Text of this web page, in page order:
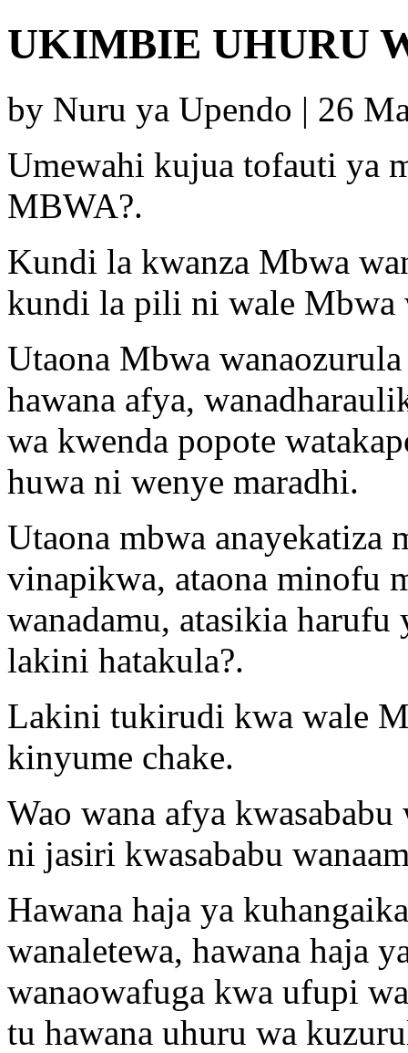
UKIMBIE UHURU
by Nuru ya Upendo | 26
Umewahi kujua tofauti ya
MBWA?.
Kundi la kwanza Mbwa
kundi la pili ni wale Mbwa
Utaona Mbwa
hawana afya,
wa kwenda popote
huwa ni wenye maradhi.
Utaona mbwa anayekatiza
vinapikwa, ataona minofu
wanadamu, atasikia
lakini hatakula?.
Lakini tukirudi kwa wale
kinyume chake.
Wao wana afya
ni jasiri kwasababu
Hawana haja ya
wanaletewa, hawana haja
wanaowafuga kwa ufupi
tu hawana uhuru wa